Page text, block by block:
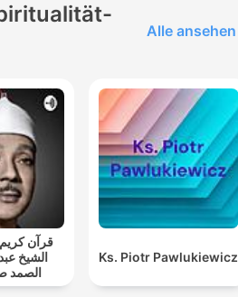
Alle ansehen
قرآن
الشيخ
الصمد
Ks. Piotr Pawlukiewicz